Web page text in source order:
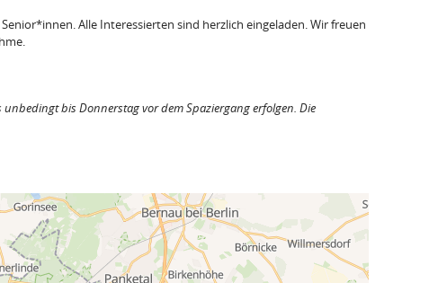
Alle Interessierten sind herzlich eingeladen. Wir freuen
bis Donnerstag vor dem Spaziergang erfolgen. Die